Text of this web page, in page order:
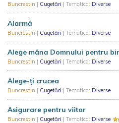
Buncrestin | Cugetări | Tematica: Diverse
Alarmă
Buncrestin | Cugetări | Tematica: Diverse
Alege mâna Domnului pentru
Buncrestin | Cugetări | Tematica: Diverse
Alege-ţi crucea
Buncrestin | Cugetări | Tematica: Diverse
Asigurare pentru viitor
Buncrestin | Cugetări | Tematica: Diverse